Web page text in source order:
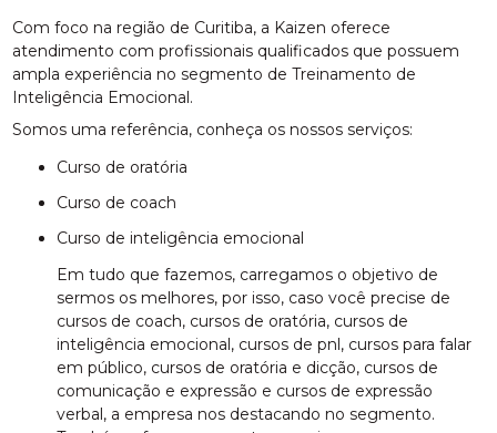
Com foco na região de Curitiba, a Kaizen oferece
atendimento com profissionais qualificados que possuem
ampla experiência no segmento de Treinamento de
Inteligência Emocional.
Somos uma referência, conheça os nossos serviços:
curso de oratória
curso de coach
curso de inteligência emocional
Em tudo que fazemos, carregamos o objetivo de
sermos os melhores, por isso, caso você precise de
cursos de coach, cursos de oratória, cursos de
inteligência emocional, cursos de pnl, cursos para falar
em público, cursos de oratória e dicção, cursos de
comunicação e expressão e cursos de expressão
verbal, a empresa nos destacando no segmento.